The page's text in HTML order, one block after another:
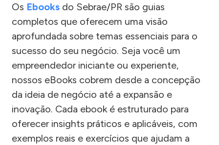
Os Ebooks do Sebrae/PR são guias
completos que oferecem uma visão
aprofundada sobre temas essenciais para o
sucesso do seu negócio. Seja você um
empreendedor iniciante ou experiente,
nossos eBooks cobrem desde a concepção
da ideia de negócio até a expansão e
inovação. Cada ebook é estruturado para
oferecer insights práticos e aplicáveis, com
exemplos reais e exercícios que ajudam a